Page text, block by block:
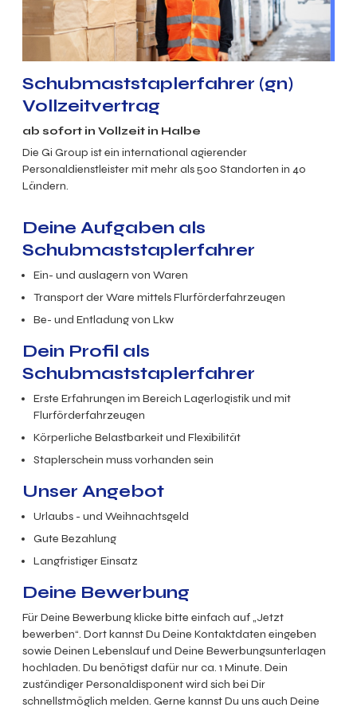
Schubmaststaplerfahrer (gn)
Vollzeitvertrag
ab sofort in Vollzeit in Halbe
Die Gi Group ist ein international agierender
Personaldienstleister mit mehr als 500 Standorten in 40
Ländern.
Deine Aufgaben als
Schubmaststaplerfahrer
Ein- und auslagern von Waren
Transport der Ware mittels Flurförderfahrzeugen
Be- und Entladung von Lkw
Dein Profil als
Schubmaststaplerfahrer
Erste Erfahrungen im Bereich Lagerlogistik und mit
Flurförderfahrzeugen
Körperliche Belastbarkeit und Flexibilität
Staplerschein muss vorhanden sein
Unser Angebot
Urlaubs - und Weihnachtsgeld
Gute Bezahlung
Langfristiger Einsatz
Deine Bewerbung
Für Deine Bewerbung klicke bitte einfach auf „Jetzt
bewerben“. Dort kannst Du Deine Kontaktdaten eingeben
sowie Deinen Lebenslauf und Deine Bewerbungsunterlagen
hochladen. Du benötigst dafür nur ca. 1 Minute. Dein
zuständiger Personaldisponent wird sich bei Dir
schnellstmöglich melden. Gerne kannst Du uns auch Deine